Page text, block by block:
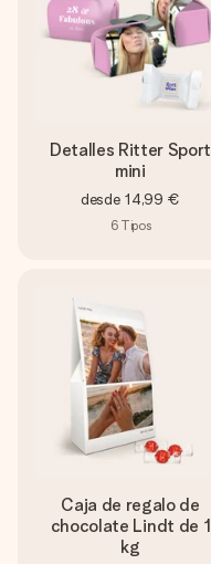
Detalles Ritter Sport
mini
desde 14,99 €
6 Tipos
Caja de regalo de
chocolate Lindt de 1
kg